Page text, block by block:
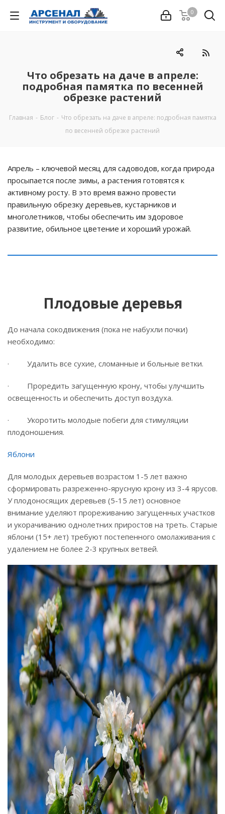
0
Что обрезать на даче в апреле:
подробная памятка по весенней
обрезке растений
Главная - Блог - Что обрезать на даче в апреле: подробная памятка
по весенней обрезке растений
Апрель – ключевой месяц для садоводов, когда природа
просыпается после зимы, а растения готовятся к
активному росту. В это время важно провести
правильную обрезку деревьев, кустарников и
многолетников, чтобы обеспечить им здоровое
развитие, обильное цветение и хороший урожай.
Плодовые деревья
До начала сокодвижения (пока не набухли почки)
необходимо:
· Удалить все сухие, сломанные и больные ветки.
· Проредить загущенную крону, чтобы улучшить
освещенность и обеспечить доступ воздуха.
· Укоротить молодые побеги для стимуляции
плодоношения.
Яблони
Для молодых деревьев возрастом 1-5 лет важно
сформировать разреженно-ярусную крону из 3-4 ярусов.
У плодоносящих деревьев (5-15 лет) основное
внимание уделяют прореживанию загущенных участков
и укорачиванию однолетних приростов на треть. Старые
яблони (15+ лет) требуют постепенного омолаживания с
удалением не более 2-3 крупных ветвей.